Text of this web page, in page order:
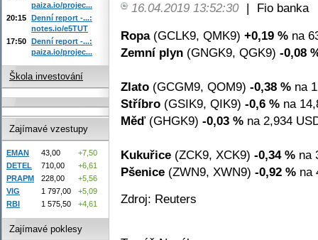
16.04.2019 13:52:30 |
Fio banka
Ropa(GCLK9, QMK9) +0,19 % na
Zemní plyn (GNGK9, QGK9) -0,08
Zlato (GCGM9, QOM9) -0,38 % na
Stříbro (GSIK9, QIK9) -0,6 % na
Měď(GHGK9) -0,03 % na 2,934
Kukuřice (ZCK9, XCK9) -0,34 % na
Pšenice (ZWN9, XWN9) -0,92 % na
Zdroj: Reuters
paiza.io/projec...
20:15 Denní report -...:
notes.io/e5TUT
17:50 Denní report -...:
paiza.io/projec...
Škola investování
Zajímavé vzestupy
EMAN 43,00
+7,50
DETEL
710,00
+6,61
PRAPM
228,00
+5,56
VIG
1 797,00
+5,09
RBI
1 575,50 +4,61
Zajímavé poklesy